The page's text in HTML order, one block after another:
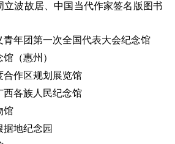
立波故居、中国当代作家签名版图书
青年团第一次全国代表大会纪念馆
（惠州）
合作区规划展览馆
西各族人民纪念馆
馆
据地纪念园